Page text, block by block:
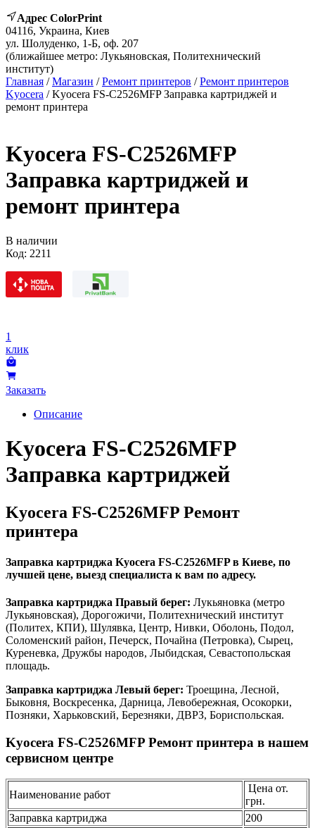
Адрес ColorPrint
04116, Украина, Киев
ул. Шолуденко, 1-Б, оф. 207
(ближайшее метро: Лукьяновская, Политехнический
институт)
Главная /Магазин /Ремонт принтеров /Ремонт принтеров
Kyocera / Kyocera FS-C2526MFP Заправка картриджей и
ремонт принтера
Kyocera FS-C2526MFP
Заправка картриджей и
ремонт принтера
В наличии
Код: 2211
1
клик
Заказать
Описание
Kyocera FS-C2526MFP
Заправка картриджей
Kyocera FS-C2526MFP Ремонт
принтера
Заправка картриджа Kyocera FS-C2526MFP в Киеве, по
лучшей цене, выезд специалиста к вам по адресу.
Заправка картриджа Правый берег: Лукьяновка (метро
Лукьяновская), Дорогожичи, Политехнический институт
(Политех, КПИ), Шулявка, Центр, Нивки, Оболонь, Подол,
Соломенский район, Печерск, Почайна (Петровка), Сырец,
Куреневка, Дружбы народов, Лыбидская, Севастопольская
площадь.
Заправка картриджа Левый берег: Троещина, Лесной,
Быковня, Воскресенка, Дарница, Левобережная, Осокорки,
Позняки, Харьковский, Березняки, ДВРЗ, Бориспольская.
Kyocera FS-C2526MFP Ремонт принтера в нашем
сервисном центре
Наименование работ
Цена от.
грн.
Заправка картриджа
200